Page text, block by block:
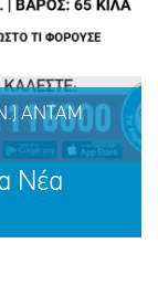
ΡΑΦΑΗΛ-
ΑΝΤΑΜ
Νέα